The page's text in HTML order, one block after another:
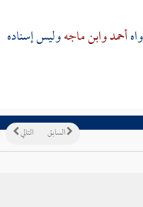
أحمدوابن ماجهوليس إسناده
التالي السابق